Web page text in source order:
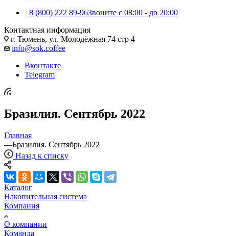
8 (800) 222 89-96Звоните с 08:00 - до 20:00
Контактная информация
г. Тюмень, ул. Молодёжная 74 стр 4
info@sok.coffee
Вконтакте
Telegram
Бразилия. Сентябрь 2022
Главная
—Бразилия. Сентябрь 2022
Назад к списку
Каталог
Накопительная система
Компания
О компании
Команда